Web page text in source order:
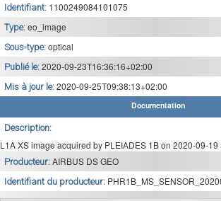
Identifiant: 1100249084101075
Type: eo_image
Sous-type: optical
Publié le: 2020-09-23T16:36:16+02:00
Mis à jour le: 2020-09-25T09:38:13+02:00
Documentation
Description:
L1A XS image acquired by PLEIADES 1B on 2020-09-19
Producteur: AIRBUS DS GEO
Identifiant du producteur: